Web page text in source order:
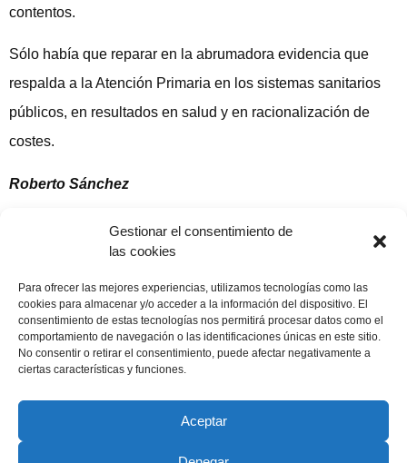
Gestionar el consentimiento de
las cookies
Para ofrecer las mejores experiencias, utilizamos tecnologías como las
cookies para almacenar y/o acceder a la información del dispositivo. El
consentimiento de estas tecnologías nos permitirá procesar datos como el
comportamiento de navegación o las identificaciones únicas en este sitio.
No consentir o retirar el consentimiento, puede afectar negativamente a
ciertas características y funciones.
Aceptar
contentos.
Sólo había que reparar en la abrumadora evidencia que
respalda a la Atención Primaria en los sistemas sanitarios
públicos, en resultados en salud y en racionalización de
costes.
Roberto Sánchez
Artículo publicado en Salud a Diario
Compartir publicación
29 noviembre, 2018